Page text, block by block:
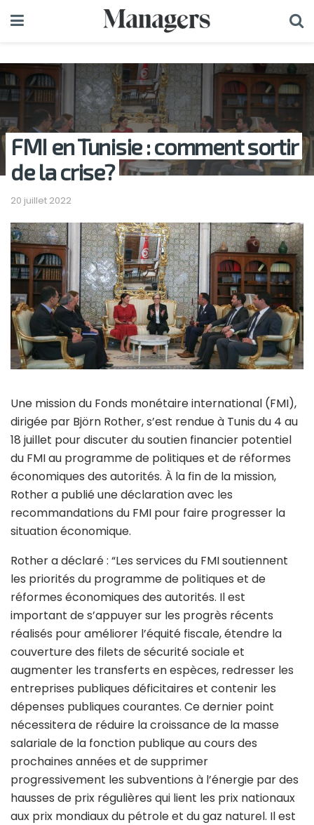
FMI en Tunisie : comment sortir
de la crise?
20 juillet 2022
Une mission du Fonds monétaire international (FMI),
dirigée par Björn Rother, s’est rendue à Tunis du 4 au
18 juillet pour discuter du soutien financier potentiel
du FMI au programme de politiques et de réformes
économiques des autorités. À la fin de la mission,
Rother a publié une déclaration avec les
recommandations du FMI pour faire progresser la
situation économique.
Rother a déclaré : “Les services du FMI soutiennent
les priorités du programme de politiques et de
réformes économiques des autorités. Il est
important de s’appuyer sur les progrès récents
réalisés pour améliorer l’équité fiscale, étendre la
couverture des filets de sécurité sociale et
augmenter les transferts en espèces, redresser les
entreprises publiques déficitaires et contenir les
dépenses publiques courantes. Ce dernier point
nécessitera de réduire la croissance de la masse
salariale de la fonction publique au cours des
prochaines années et de supprimer
progressivement les subventions à l’énergie par des
hausses de prix régulières qui lient les prix nationaux
aux prix mondiaux du pétrole et du gaz naturel. Il est